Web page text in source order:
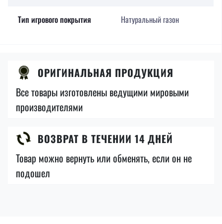
Тип игрового покрытия Натуральный газон
ОРИГИНАЛЬНАЯ ПРОДУКЦИЯ
Все товары изготовлены ведущими мировыми
производителями
ВОЗВРАТ В ТЕЧЕНИИ 14 ДНЕЙ
Товар можно вернуть или обменять, если он не
подошел